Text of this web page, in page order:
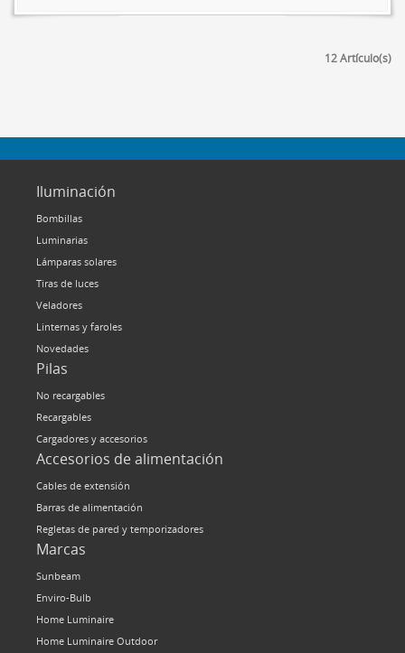
12 Artículo(s)
Iluminación
Bombillas
Luminarias
Lámparas solares
Tiras de luces
Veladores
Linternas y faroles
Novedades
Pilas
No recargables
Recargables
Cargadores y accesorios
Accesorios de alimentación
Cables de extensión
Barras de alimentación
Regletas de pared y temporizadores
Marcas
Sunbeam
Enviro-Bulb
Home Luminaire
Home Luminaire Outdoor